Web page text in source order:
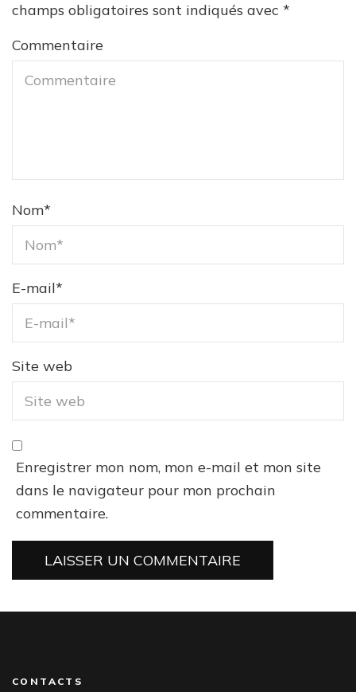
champs obligatoires sont indiqués avec *
Commentaire
Nom*
E-mail*
Site web
Enregistrer mon nom, mon e-mail et mon site
dans le navigateur pour mon prochain
commentaire.
CONTACTS